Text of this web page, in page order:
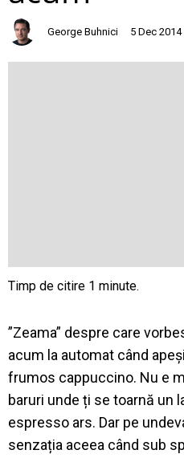
George Buhnici 5 Dec 2014
”Zeama” despre care
acum la automat când
frumos cappuccino. Nu e
baruri unde ți se toarnă un
espresso ars. Dar pe
senzația aceea când sub